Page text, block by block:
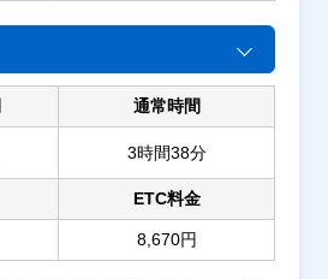
通常時間
3時間38分
ETC料金
8,670円